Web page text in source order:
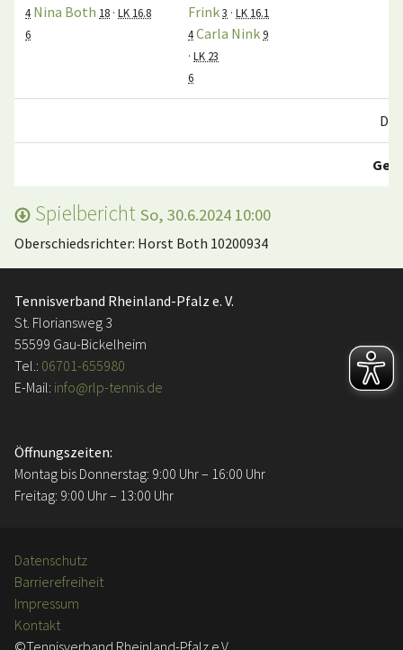
4 Nina Both 18 · LK 16.8
6
Frink3 · LK 16.1
4Carla Nink9
· LK 23
6
Spielbericht So, 30.6.2024 10:00
Oberschiedsrichter: Horst Both 10200934
Tennisverband Rheinland-Pfalz e. V.
St. Floriansweg 3
55599 Gau-Bickelheim
Tel.: 06701-655980
E-Mail: info@rlp-tennis.de
Öffnungszeiten:
Montag bis Donnerstag: 9:00 Uhr – 16:00 Uhr
Freitag: 9:00 Uhr – 13:00 Uhr
Datenschutz
Barrierefreiheit
Impressum
Kontakt
©Tennisverband Rheinland-Pfalz e.V.